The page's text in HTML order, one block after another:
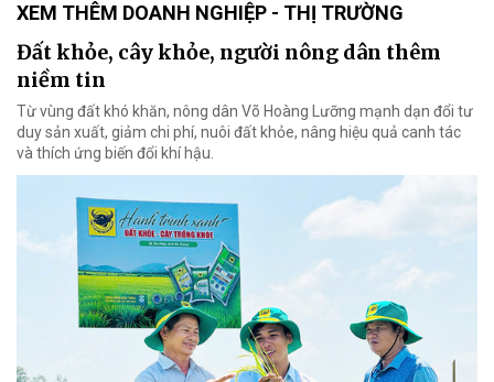
XEM THÊM DOANH NGHIỆP - THỊ TRƯỜNG
Đất khỏe, cây khỏe, người nông dân thêm
niềm tin
Từ vùng đất khó khăn, nông dân Võ Hoàng Lưỡng mạnh dạn đổi tư
duy sản xuất, giảm chi phí, nuôi đất khỏe, nâng hiệu quả canh tác
và thích ứng biến đổi khí hậu.